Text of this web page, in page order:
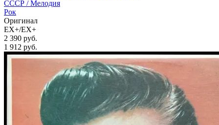
СССР /Мелодия
Рок
Оригинал
EX+/EX+
2 390 руб.
1 912 руб.